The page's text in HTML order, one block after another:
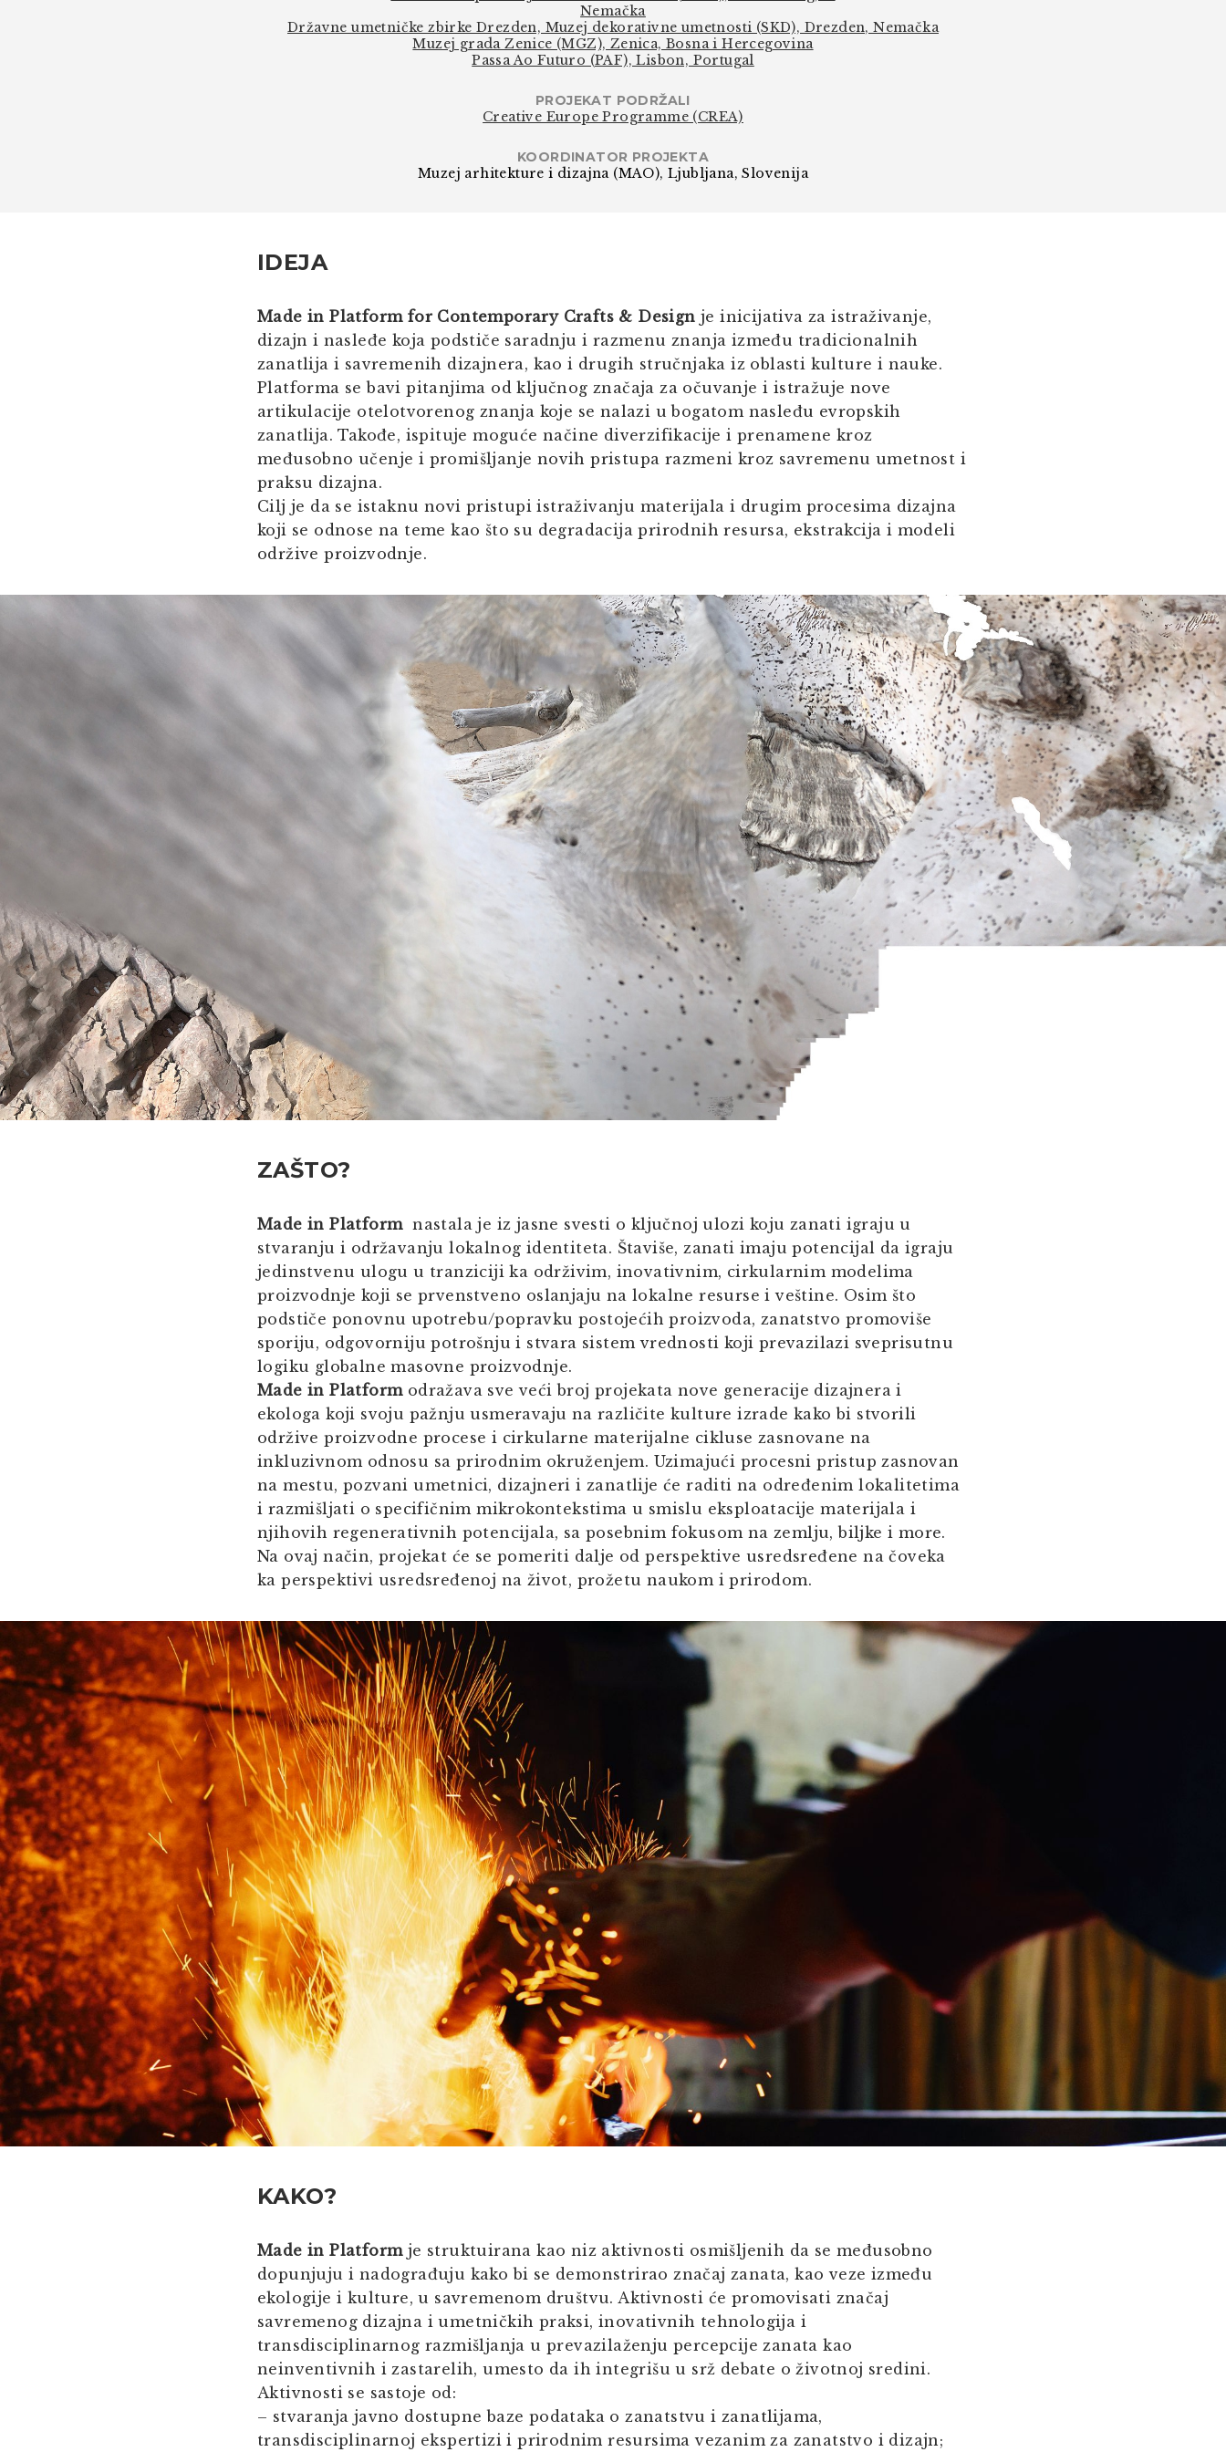
Nemačka
Državne umetničke zbirke Drezden, Muzej dekorativne umetnosti (SKD), Drezden, Nemačka
Muzej grada Zenice (MGZ), Zenica, Bosna i Hercegovina
Passa Ao Futuro (PAF), Lisbon, Portugal
PROJEKAT PODRŽALI
Creative Europe Programme (CREA)
KOORDINATOR PROJEKTA
Muzej arhitekture i dizajna (MAO), Ljubljana, Slovenija
IDEJA
Made in Platform for Contemporary Crafts & Design je inicijativa za istraživanje,
dizajn i nasleđe koja podstiče saradnju i razmenu znanja između tradicionalnih
zanatlija i savremenih dizajnera, kao i drugih stručnjaka iz oblasti kulture i nauke.
Platforma se bavi pitanjima od ključnog značaja za očuvanje i istražuje nove
artikulacije otelotvorenog znanja koje se nalazi u bogatom nasleđu evropskih
zanatlija. Takođe, ispituje moguće načine diverzifikacije i prenamene kroz
međusobno učenje i promišljanje novih pristupa razmeni kroz savremenu umetnost i
praksu dizajna.
Cilj je da se istaknu novi pristupi istraživanju materijala i drugim procesima dizajna
koji se odnose na teme kao što su degradacija prirodnih resursa, ekstrakcija i modeli
održive proizvodnje.
ZAŠTO?
Made in Platformnastala je iz jasne svesti o ključnoj ulozi koju zanati igraju u
stvaranju i održavanju lokalnog identiteta. Štaviše, zanati imaju potencijal da igraju
jedinstvenu ulogu u tranziciji ka održivim, inovativnim, cirkularnim modelima
proizvodnje koji se prvenstveno oslanjaju na lokalne resurse i veštine. Osim što
podstiče ponovnu upotrebu/popravku postojećih proizvoda, zanatstvo promoviše
sporiju, odgovorniju potrošnju i stvara sistem vrednosti koji prevazilazi sveprisutnu
logiku globalne masovne proizvodnje.
Made in Platformodražava sve veći broj projekata nove generacije dizajnera i
ekologa koji svoju pažnju usmeravaju na različite kulture izrade kako bi stvorili
održive proizvodne procese i cirkularne materijalne cikluse zasnovane na
inkluzivnom odnosu sa prirodnim okruženjem. Uzimajući procesni pristup zasnovan
na mestu, pozvani umetnici, dizajneri i zanatlije će raditi na određenim lokalitetima
i razmišljati o specifičnim mikrokontekstima u smislu eksploatacije materijala i
njihovih regenerativnih potencijala, sa posebnim fokusom na zemlju, biljke i more.
Na ovaj način, projekat će se pomeriti dalje od perspektive usredsređene na čoveka
ka perspektivi usredsređenoj na život, prožetu naukom i prirodom.
KAKO?
Made in Platformje struktuirana kao niz aktivnosti osmišljenih da se međusobno
dopunjuju i nadograđuju kako bi se demonstrirao značaj zanata, kao veze između
ekologije i kulture, u savremenom društvu. Aktivnosti će promovisati značaj
savremenog dizajna i umetničkih praksi, inovativnih tehnologija i
transdisciplinarnog razmišljanja u prevazilaženju percepcije zanata kao
neinventivnih i zastarelih, umesto da ih integrišu u srž debate o životnoj sredini.
Aktivnosti se sastoje od:
– stvaranja javno dostupne baze podataka o zanatstvu i zanatlijama,
transdisciplinarnoj ekspertizi i prirodnim resursima vezanim za zanatstvo i dizajn;